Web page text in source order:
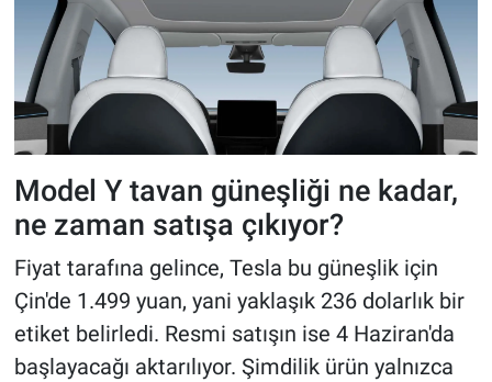
Model Y tavan güneşliği ne kadar,
ne zaman satışa çıkıyor?
Fiyat tarafına gelince, Tesla bu güneşlik için
Çin'de 1.499 yuan, yani yaklaşık 236 dolarlık bir
etiket belirledi. Resmi satışın ise 4 Haziran'da
başlayacağı aktarılıyor. Şimdilik ürün yalnızca